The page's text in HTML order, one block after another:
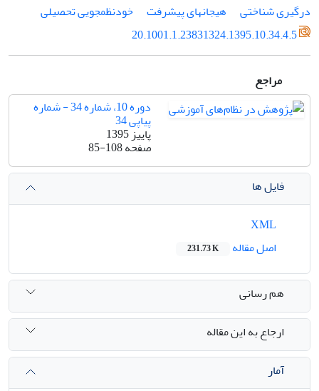
درگیری شناختی
ھیجانھای پیشرفت
خودنظمجویی تحصیلی
20.1001.1.23831324.1395.10.34.4.5
مراجع
دوره 10، شماره 34 - شماره
پیاپی 34
پاییز 1395
صفحه85-108
فایل ها
اصل مقاله
231.73 K
هم رسانی
ارجاع به این مقاله
آمار